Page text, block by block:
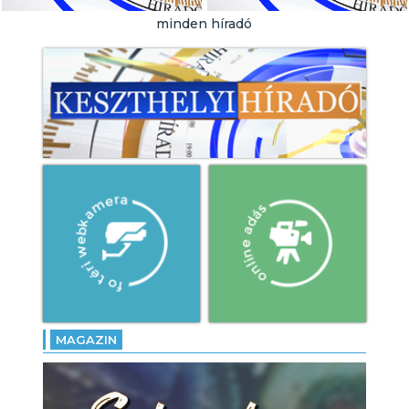
Városi Strandra!
- Örökségünk tábor: töretlen
a népszerűsége a
pásztorélet
hagyományainak!
- Altér Feszt: megkezdődött
a négynapos program
Gyenesdiáson!
minden híradó
MAGAZIN